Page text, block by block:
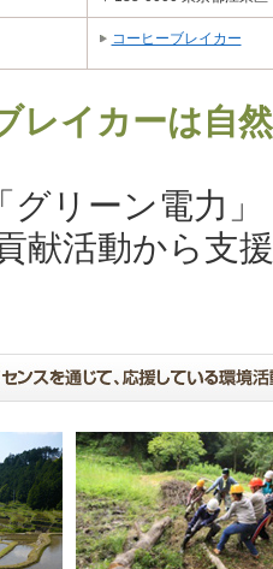
コーヒーブレイカー
レイカーは自
グリーン電力
献活動から支